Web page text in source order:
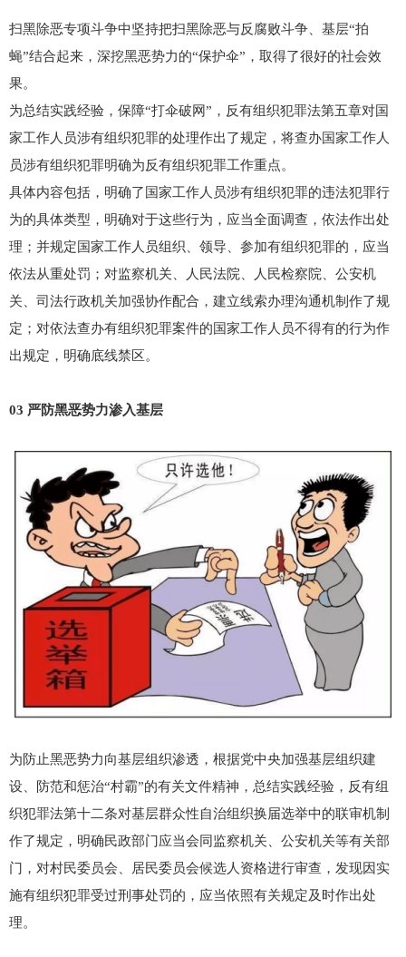
扫黑除恶专项斗争中坚持把扫黑除恶与反腐败斗争、基层“拍
蝇”结合起来，深挖黑恶势力的“保护伞”，取得了很好的社会效
果。
为总结实践经验，保障“打伞破网”，反有组织犯罪法第五章对国
家工作人员涉有组织犯罪的处理作出了规定，将查办国家工作人
员涉有组织犯罪明确为反有组织犯罪工作重点。
具体内容包括，明确了国家工作人员涉有组织犯罪的违法犯罪行
为的具体类型，明确对于这些行为，应当全面调查，依法作出处
理；并规定国家工作人员组织、领导、参加有组织犯罪的，应当
依法从重处罚；对监察机关、人民法院、人民检察院、公安机
关、司法行政机关加强协作配合，建立线索办理沟通机制作了规
定；对依法查办有组织犯罪案件的国家工作人员不得有的行为作
出规定，明确底线禁区。
03 严防黑恶势力渗入基层
为防止黑恶势力向基层组织渗透，根据党中央加强基层组织建
设、防范和惩治“村霸”的有关文件精神，总结实践经验，反有组
织犯罪法第十二条对基层群众性自治组织换届选举中的联审机制
作了规定，明确民政部门应当会同监察机关、公安机关等有关部
门，对村民委员会、居民委员会候选人资格进行审查，发现因实
施有组织犯罪受过刑事处罚的，应当依照有关规定及时作出处
理。